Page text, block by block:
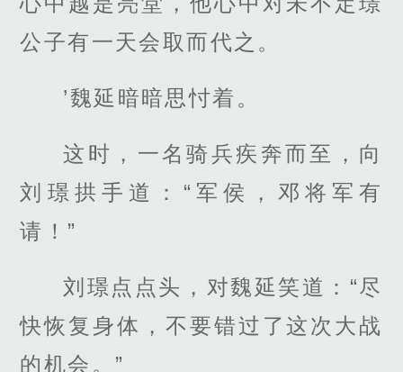
公子有一天会取而代之。
’魏延暗暗思忖着。
这时，一名骑兵疾奔而至，向
刘璟拱手道：“军侯，邓将军有
请！”
刘璟点点头，对魏延笑道：“尽
快恢复身体，不要错过了这次大战
的机会。”